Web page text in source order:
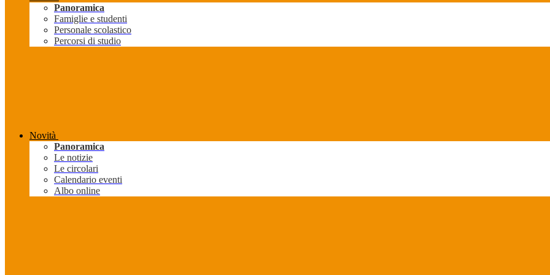
Panoramica
Famiglie e studenti
Personale scolastico
Percorsi di studio
Novità
Panoramica
Le notizie
Le circolari
Calendario eventi
Albo online